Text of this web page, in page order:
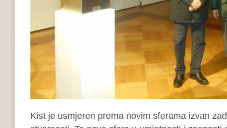
Kist je usmjeren prema novim sferama izvan